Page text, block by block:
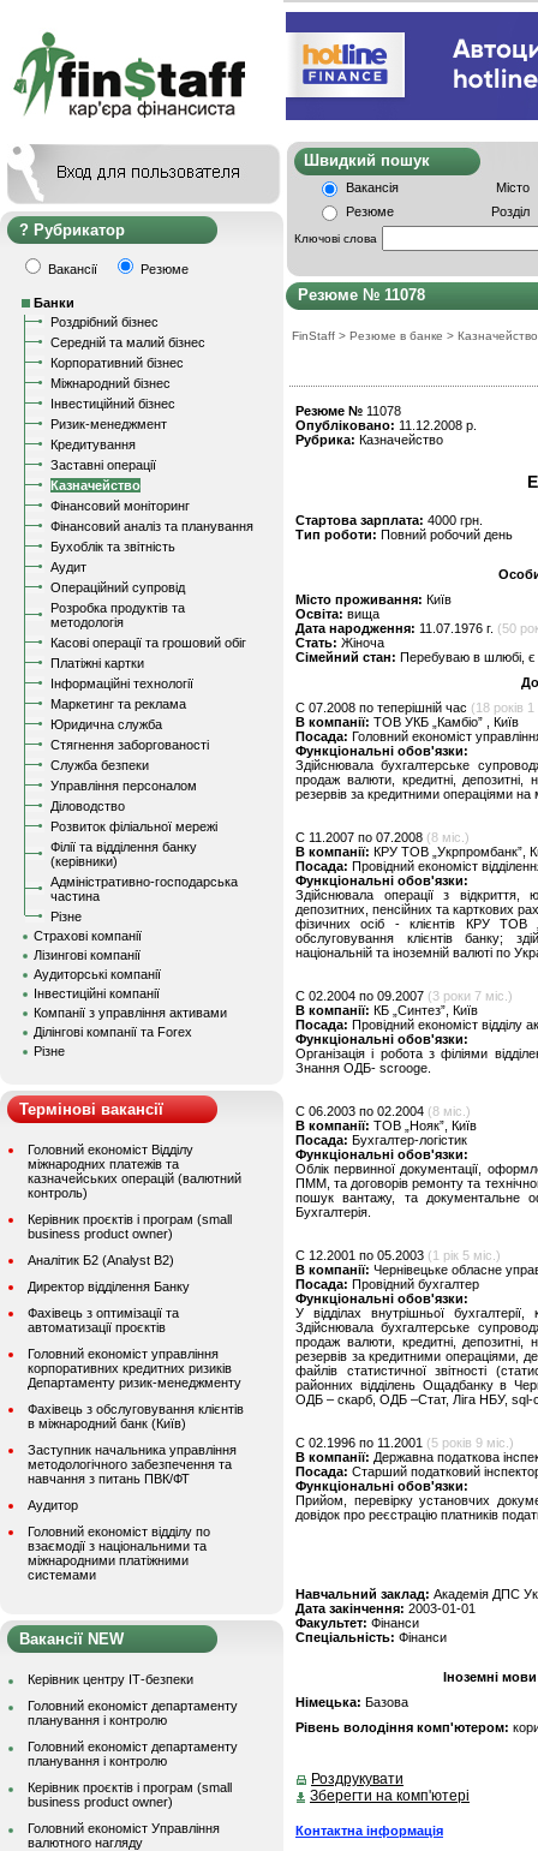
Рубрикатор
Вакансії Резюме
Банки
Роздрібний бізнес
Середній та малий бізнес
Корпоративний бізнес
Міжнародний бізнес
Інвестиційний бізнес
Ризик-менеджмент
Кредитування
Заставні операції
Казначейство
Фінансовий моніторинг
Фінансовий аналіз та планування
Бухоблік та звітність
Аудит
Операційний супровід
Розробка продуктів та
методологія
Касові операції та грошовий обіг
Платіжні картки
Інформаційні технології
Маркетинг та реклама
Юридична служба
Стягнення заборгованості
Служба безпеки
Управління персоналом
Діловодство
Розвиток філіальної мережі
Філії та відділення банку
(керівники)
Адміністративно-господарська
частина
Різне
Страхові компанії
Лізингові компанії
Аудиторські компанії
Інвестиційні компанії
Компанії з управління активами
Ділінгові компанії та Forex
Різне
Термінові вакансії
Головний економіст Відділу
міжнародних платежів та
казначейських операцій (валютний
контроль)
Керівник проєктів і програм (small
business product owner)
Аналітик Б2 (Analyst B2)
Директор відділення Банку
Фахівець з оптимізації та
автоматизації проєктів
Головний економіст управління
корпоративних кредитних ризиків
Департаменту ризик-менеджменту
Фахівець з обслуговування клієнтів
в міжнародний банк (Київ)
Заступник начальника управління
методологічного забезпечення та
навчання з питань ПВК/ФТ
Аудитор
Головний економіст відділу по
взаємодії з національними та
міжнародними платіжними
системами
Вакансії NEW
Керівник центру ІТ-безпеки
Головний економіст департаменту
планування і контролю
Головний економіст департаменту
планування і контролю
Керівник проєктів і програм (small
business product owner)
Головний економіст Управління
валютного нагляду
Швидкий
Вакансія
Місто
Резюме
Розділ
Ключові слова
Резюме № 11078
FinStaff > Резюме в банке > Казначейство
Резюме № 11078
Опубліковано: 11.12.2008 р.
Рубрика: Казначейство
Стартова зарплата: 4000 грн.
Тип роботи: Повний робочий день
Місто проживання: Київ
Освіта: вища
Дата народження: 11.07.1976 г. (50
Стать: Жіноча
Сімейний стан: Перебуваю в шлюбі, є
C 07.2008 по теперішній час (18 років 1
В компанії: ТОВ УКБ „Камбіо” , Київ
Посада: Головний економіст
Функціональні обов'язки:
Здійснювала бухгалтерське
продаж валюти, кредитні, депозитні,
резервів за кредитними операціями на
C 11.2007 по 07.2008 (8 міс.)
В компанії: КРУ ТОВ „Укрпромбанк”,
Посада: Провідний економіст
Функціональні обов'язки:
Здійснювала операції з
депозитних, пенсійних та карткових
фізичних осіб - клієнтів КРУ ТОВ
обслуговування клієнтів банку;
національній та іноземній валюті по
C 02.2004 по 09.2007 (3 роки 7 міс.)
В компанії: КБ „Синтез”, Київ
Посада: Провідний економіст відділу
Функціональні обов'язки:
Організація і робота з філіями
Знання ОДБ- scrooge.
C 06.2003 по 02.2004 (8 міс.)
В компанії: ТОВ „Нояк”, Київ
Посада: Бухгалтер-логістик
Функціональні обов'язки:
Облік первинної документації,
ПММ, та договорів ремонту та
пошук вантажу, та документальне
Бухгалтерія.
C 12.2001 по 05.2003 (1 рік 5 міс.)
В компанії: Чернівецьке обласне
Посада: Провідний бухгалтер
Функціональні обов'язки:
У відділах внутрішньої
Здійснювала бухгалтерське
продаж валюти, кредитні, депозитні,
резервів за кредитними операціями,
файлів статистичної звітності
районних відділень Ощадбанку в
ОДБ – скарб, ОДБ –Стат, Ліга НБУ, sql-
C 02.1996 по 11.2001 (5 років 9 міс.)
В компанії: Державна податкова
Посада: Старший податковий
Функціональні обов'язки:
Прийом, перевірку установчих
довідок про реєстрацію платників
Навчальний заклад: Академія ДПС
Дата закінчення: 2003-01-01
Факультет: Фінанси
Спеціальність: Фінанси
Іноземні
Німецька: Базова
Рівень володіння комп'ютером:
Роздрукувати
Зберегти на комп'ютері
Контактна інформація